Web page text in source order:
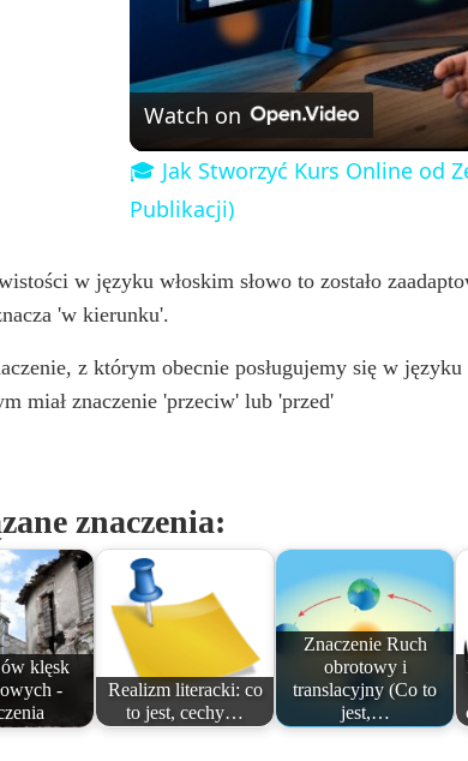
Watch on
🎓 Jak Stworzyć Kurs Online od
Publikacji)
w języku włoskim słowo to zostało
'w kierunku'.
z którym obecnie posługujemy się w
miał znaczenie 'przeciw' lub 'przed'
znaczenia:
klęsk
-
Realizm literacki: co
to jest, cechy…
Znaczenie Ruch
obrotowy i
translacyjny (Co to
jest,…